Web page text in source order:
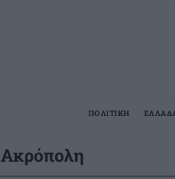
ΠΟΛΙΤΙΚΗ
Ακρόπολη